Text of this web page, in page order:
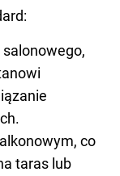
co
taras lub